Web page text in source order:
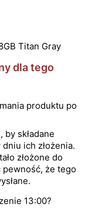
Titan Gray
dla tego
produktu po
by składane
ich złożenia.
złożone do
pewność, że tego
13:00?